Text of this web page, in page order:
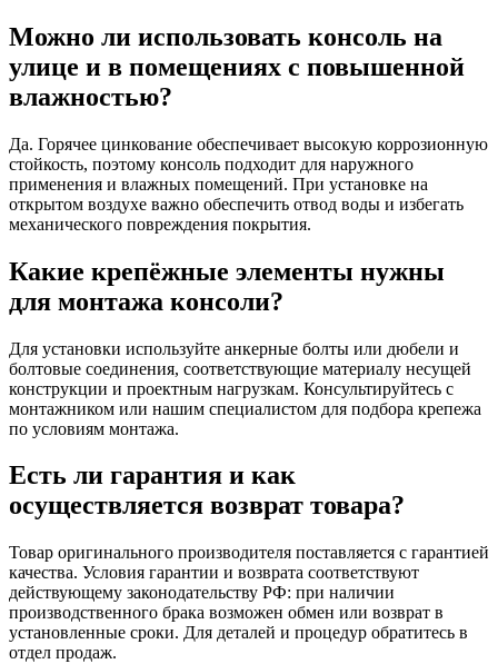
Можно ли использовать консоль на
улице и в помещениях с повышенной
влажностью?
Да. Горячее цинкование обеспечивает высокую коррозионную
стойкость, поэтому консоль подходит для наружного
применения и влажных помещений. При установке на
открытом воздухе важно обеспечить отвод воды и избегать
механического повреждения покрытия.
Какие крепёжные элементы нужны
для монтажа консоли?
Для установки используйте анкерные болты или дюбели и
болтовые соединения, соответствующие материалу несущей
конструкции и проектным нагрузкам. Консультируйтесь с
монтажником или нашим специалистом для подбора крепежа
по условиям монтажа.
Есть ли гарантия и как
осуществляется возврат товара?
Товар оригинального производителя поставляется с гарантией
качества. Условия гарантии и возврата соответствуют
действующему законодательству РФ: при наличии
производственного брака возможен обмен или возврат в
установленные сроки. Для деталей и процедур обратитесь в
отдел продаж.